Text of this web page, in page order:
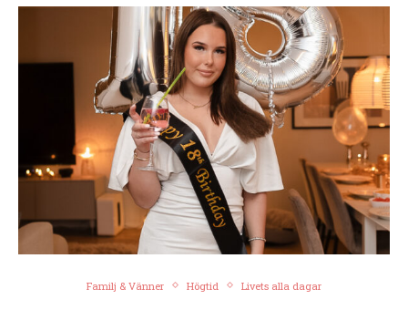
Familj & Vänner Högtid Livets alla dagar